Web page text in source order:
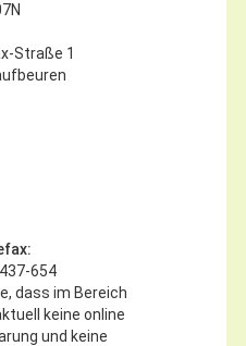
Straße 1
654
dass im Bereich
keine online
und keine